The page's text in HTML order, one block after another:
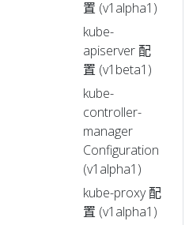
置 (v1alpha1)
kube-
apiserver 配
置 (v1beta1)
kube-
controller-
manager
Configuration
(v1alpha1)
kube-proxy 配
置 (v1alpha1)